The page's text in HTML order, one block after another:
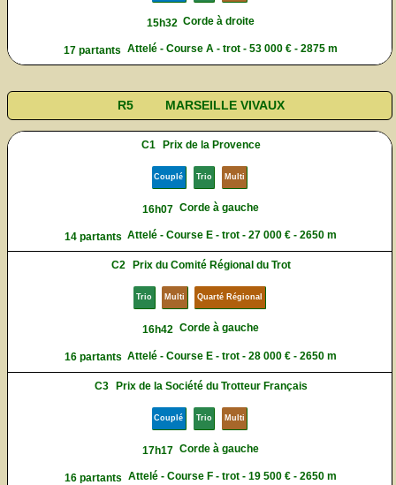
15h32 Corde à droite
17 partants Attelé - Course A - trot - 53 000 € - 2875 m
R5 MARSEILLE VIVAUX
C1 Prix de la Provence
Couplé Trio Multi
16h07 Corde à gauche
14 partants Attelé - Course E - trot - 27 000 € - 2650 m
C2 Prix du Comité Régional du Trot
Trio Multi Quarté Régional
16h42 Corde à gauche
16 partants Attelé - Course E - trot - 28 000 € - 2650 m
C3 Prix de la Société du Trotteur Français
Couplé Trio Multi
17h17 Corde à gauche
16 partants Attelé - Course F - trot - 19 500 € - 2650 m